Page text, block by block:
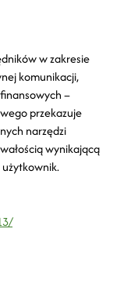
w zakresie
komunikacji,
–
przekazuje
narzędzi
wynikającą